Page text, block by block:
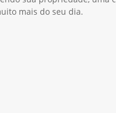
mais do seu dia.